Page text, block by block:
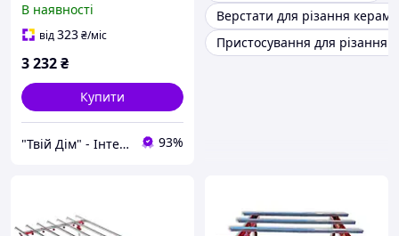
мм глибина різання 34
мм 2950об/хв стіл 330х360
В наявності
від323₴/міс
3 232₴
Купити
"Твій Дім" - Інтернет-гіпермаркет 93%
Верстати для різання
Пристосування для різання